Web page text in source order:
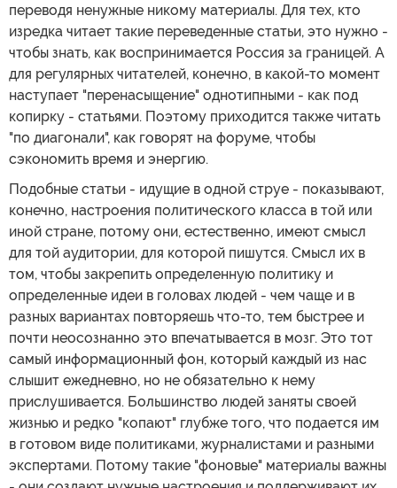
переводя ненужные никому материалы. Для тех, кто
изредка читает такие переведенные статьи, это нужно -
чтобы знать, как воспринимается Россия за границей. А
для регулярных читателей, конечно, в какой-то момент
наступает "перенасыщение" однотипными - как под
копирку - статьями. Поэтому приходится также читать
"по диагонали", как говорят на форуме, чтобы
сэкономить время и энергию.
Подобные статьи - идущие в одной струе - показывают,
конечно, настроения политического класса в той или
иной стране, потому они, естественно, имеют смысл
для той аудитории, для которой пишутся. Смысл их в
том, чтобы закрепить определенную политику и
определенные идеи в головах людей - чем чаще и в
разных вариантах повторяешь что-то, тем быстрее и
почти неосознанно это впечатывается в мозг. Это тот
самый информационный фон, который каждый из нас
слышит ежедневно, но не обязательно к нему
прислушивается. Большинство людей заняты своей
жизнью и редко "копают" глубже того, что подается им
в готовом виде политиками, журналистами и разными
экспертами. Потому такие "фоновые" материалы важны